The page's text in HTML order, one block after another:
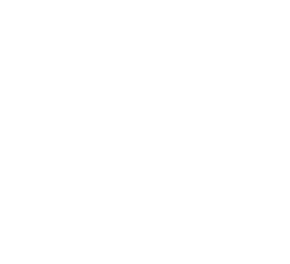
White em Crepe Plano